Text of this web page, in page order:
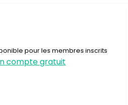
pour les membres inscrits
compte gratuit